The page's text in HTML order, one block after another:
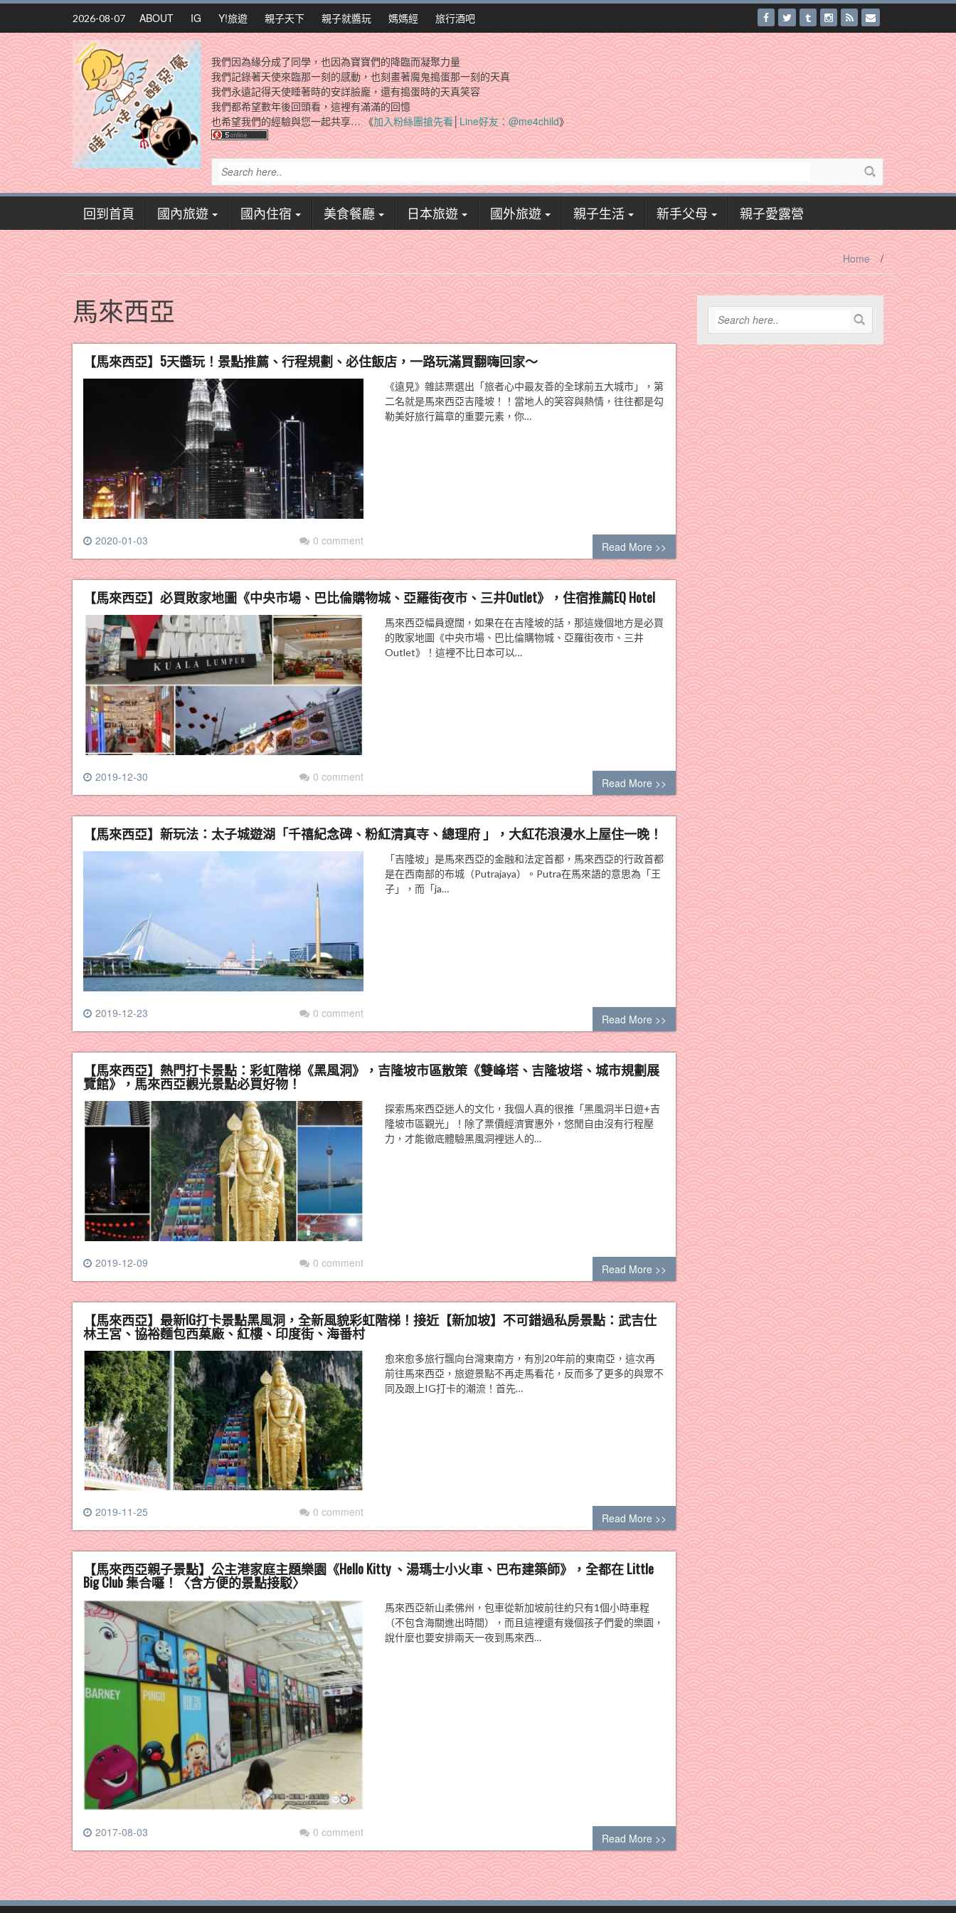
Skip
content
2026-08-07 ABOUT IG Y!旅遊 親子天下 親子就醬玩 媽媽經 旅行酒吧
我們因為緣分成了同學，也因為寶寶們的降臨而凝聚力量
我們記錄著天使來臨那一刻的感動，也刻畫著魔鬼搗蛋那一刻的天真
我們永遠記得天使睡著時的安詳臉龐，還有搗蛋時的天真笑容
我們都希望數年後回頭看，這裡有滿滿的回憶
也希望我們的經驗與您一起共享… 《加入粉絲團搶先看│Line好友：@me4child》
回到首頁 國內旅遊 國內住宿 美食餐廳 日本旅遊 國外旅遊 親子生活 新手父母 親子愛露營
Home /
馬來西亞
【馬來西亞】5天醬玩！景點推薦、行程規劃、必住飯店，一路玩滿買翻嗨回家～
2020-01-03 0 comment
《遠見》雜誌票選出「旅者心中最友善的全球前五大城市」，第
二名就是馬來西亞吉隆坡！！當地人的笑容與熱情，往往都是勾
勒美好旅行篇章的重要元素，你…
Read More >>
【馬來西亞】必買敗家地圖《中央市場、巴比倫購物城、亞羅街夜市、三井Outlet》，住宿推薦EQ Hotel
2019-12-30 0 comment
馬來西亞幅員遼闊，如果在在吉隆坡的話，那這幾個地方是必買
的敗家地圖《中央市場、巴比倫購物城、亞羅街夜市、三井
Outlet》！這裡不比日本可以…
Read More >>
【馬來西亞】新玩法：太子城遊湖「千禧紀念碑、粉紅清真寺、總理府 」，大紅花浪漫水上屋住一晚！
2019-12-23 0 comment
「吉隆坡」是馬來西亞的金融和法定首都，馬來西亞的行政首都
是在西南部的布城（Putrajaya）。Putra在馬來語的意思為「王
子」，而「ja…
Read More >>
【馬來西亞】熱門打卡景點：彩虹階梯《黑風洞》，吉隆坡市區散策《雙峰塔、吉隆坡塔、城市規劃展
覽館》，馬來西亞觀光景點必買好物！
2019-12-09 0 comment
探索馬來西亞迷人的文化，我個人真的很推「黑風洞半日遊+吉
隆坡市區觀光」！除了票價經濟實惠外，悠閒自由沒有行程壓
力，才能徹底體驗黑風洞裡迷人的…
Read More >>
【馬來西亞】最新IG打卡景點黑風洞，全新風貌彩虹階梯！接近【新加坡】不可錯過私房景點：武吉仕
林王宮、協裕麵包西菓廠、紅樓、印度街、海番村
2019-11-25 0 comment
愈來愈多旅行飄向台灣東南方，有別20年前的東南亞，這次再
前往馬來西亞，旅遊景點不再走馬看花，反而多了更多的與眾不
同及跟上IG打卡的潮流！首先…
Read More >>
【馬來西亞親子景點】公主港家庭主題樂園《Hello Kitty 、湯瑪士小火車、巴布建築師》，全都在 Little
Big Club 集合囉！〈含方便的景點接駁〉
2017-08-03 0 comment
馬來西亞新山柔佛州，包車從新加坡前往約只有1個小時車程
（不包含海關進出時間），而且這裡還有幾個孩子們愛的樂園，
說什麼也要安排兩天一夜到馬來西…
Read More >>